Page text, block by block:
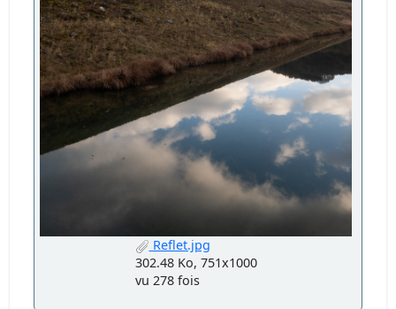
Reflet.jpg
302.48 Ko, 751x1000
vu 278 fois